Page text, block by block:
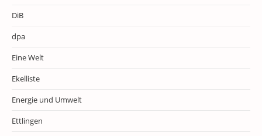
DiB
dpa
Eine Welt
Ekelliste
Energie und Umwelt
Ettlingen